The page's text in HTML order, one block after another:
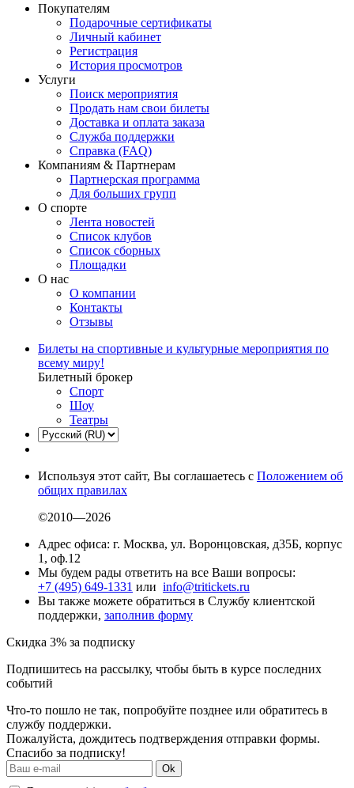
Покупателям
Подарочные сертификаты
Личный кабинет
Регистрация
История просмотров
Услуги
Поиск мероприятия
Продать нам свои билеты
Доставка и оплата заказа
Служба поддержки
Справка (FAQ)
Компаниям & Партнерам
Партнерская программа
Для больших групп
О спорте
Лента новостей
Список клубов
Список сборных
Площадки
О нас
О компании
Контакты
Отзывы
Билеты на спортивные и культурные мероприятия по
всему миру!
Билетный брокер
Спорт
Шоу
Театры
Используя этот сайт, Вы соглашаетесь с Положением об
общих правилах
©2010—2026
Адрес офиса: г. Москва, ул. Воронцовская, д35Б, корпус
1, оф.12
Мы будем рады ответить на все Ваши вопросы:
+7 (495) 649-1331 или info@tritickets.ru
Вы также можете обратиться в Службу клиентской
поддержки, заполнив форму
Скидка 3% за подписку
Подпишитесь на рассылку, чтобы быть в курсе последних
событий
Что-то пошло не так, попробуйте позднее или обратитесь в
службу поддержки.
Пожалуйста, дождитесь подтверждения отправки формы.
Спасибо за подписку!
Ok